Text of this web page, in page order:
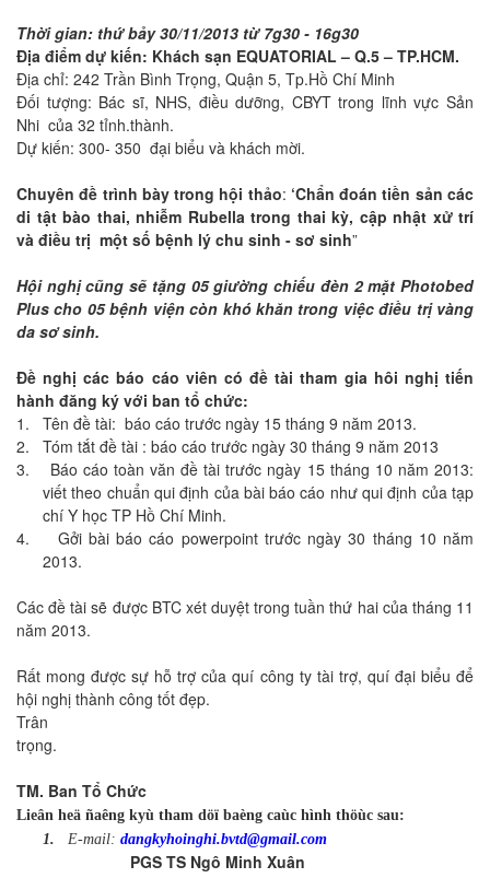
Thời gian: thứ bảy 30/11/2013 từ 7g30 - 16g30
Địa điểm dự kiến: Khách sạn EQUATORIAL – Q.5 – TP.HCM.
Địa chỉ: 242 Trần Bình Trọng, Quận 5, Tp.Hồ Chí Minh
Đối tượng: Bác sĩ, NHS, điều dưỡng, CBYT trong lĩnh vực Sản
Nhi của 32 tỉnh.thành.
Dự kiến: 300- 350 đại biểu và khách mời.
Chuyên đề trình bày trong hội thảo: ‘Chẩn đoán tiền sản các
di tật bào thai, nhiễm Rubella trong thai kỳ, cập nhật xử trí
và điều trị một số bệnh lý chu sinh - sơ sinh”
Hội nghị cũng sẽ tặng 05 giường chiếu đèn 2 mặt Photobed
Plus cho 05 bệnh viện còn khó khăn trong việc điều trị vàng
da sơ sinh.
Đề nghị các báo cáo viên có đề tài tham gia hôi nghị tiến
hành đăng ký với ban tổ chức:
1.
Tên đề tài: báo cáo trước ngày 15 tháng 9 năm 2013.
2.
Tóm tắt đề tài : báo cáo trước ngày 30 tháng 9 năm 2013
3.
Báo cáo toàn văn đề tài trước ngày 15 tháng 10 năm 2013:
viết theo chuẩn qui định của bài báo cáo như qui định của tạp
chí Y học TP Hồ Chí Minh.
4.
Gởi bài báo cáo powerpoint trước ngày 30 tháng 10 năm
2013.
Các đề tài sẽ được BTC xét duyệt trong tuần thứ hai của tháng 11
năm 2013.
Rất mong được sự hỗ trợ của quí công ty tài trợ, quí đại biểu để
hội nghị thành công tốt đẹp.
Trân
trọng.
TM. Ban Tổ Chức
Lieân heä ñaêng kyù tham döï baèng caùc hình thöùc sau:
1.
E-mail: dangkyhoinghi.bvtd@gmail.com
PGS TS Ngô Minh Xuân